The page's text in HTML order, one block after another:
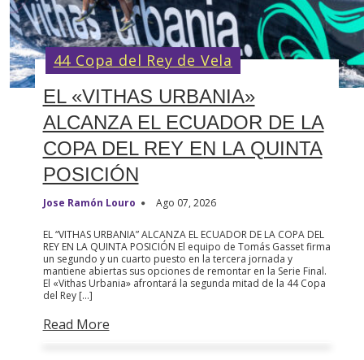
EL «VITHAS URBANIA»
ALCANZA EL ECUADOR DE LA
COPA DEL REY EN LA QUINTA
POSICIÓN
Jose Ramón Louro Ago 07, 2026
EL “VITHAS URBANIA” ALCANZA EL ECUADOR DE LA COPA DEL
REY EN LA QUINTA POSICIÓN El equipo de Tomás Gasset firma
un segundo y un cuarto puesto en la tercera jornada y
mantiene abiertas sus opciones de remontar en la Serie Final.
El «Vithas Urbania» afrontará la segunda mitad de la 44 Copa
del Rey […]
Read More
44 Copa del Rey de Vela